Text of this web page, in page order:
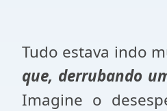
Tudo estava indo
que, derrubando
Imagine o